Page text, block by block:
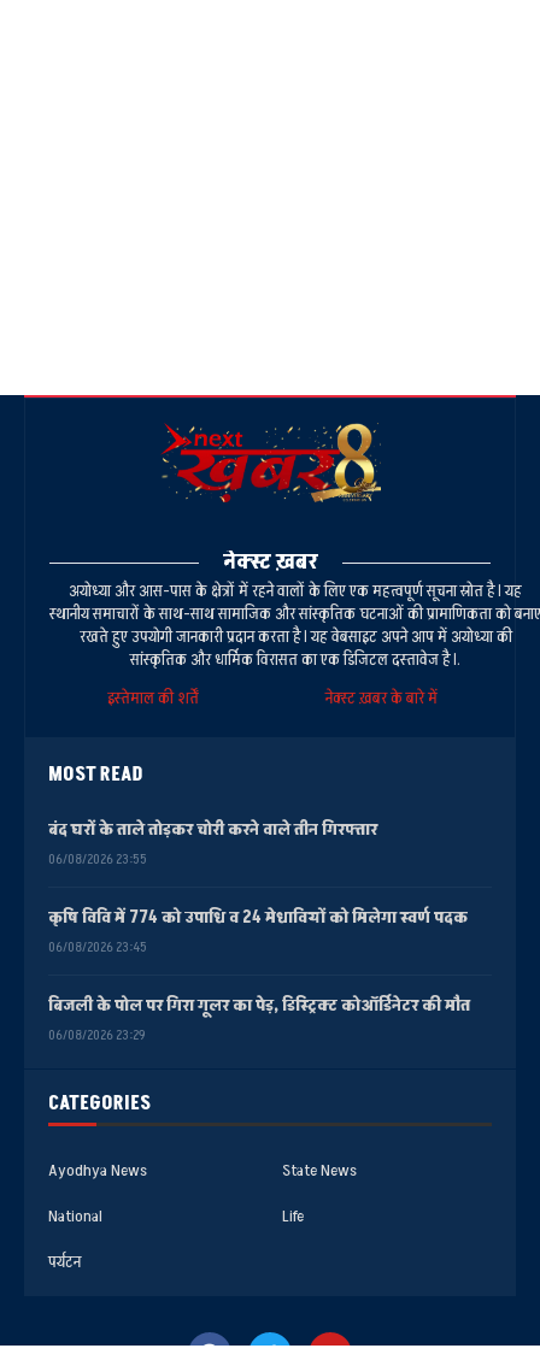
CATEGORIES
Ayodhya News
State News
National
Life
पर्यटन
नेक्स्ट ख़बर
अयोध्या और आस-पास के क्षेत्रों में रहने वालों के लिए एक महत्वपूर्ण सूचना स्रोत है। यह
स्थानीय समाचारों के साथ-साथ सामाजिक और सांस्कृतिक घटनाओं की प्रामाणिकता को बनाए
रखते हुए उपयोगी जानकारी प्रदान करता है। यह वेबसाइट अपने आप में अयोध्या की
सांस्कृतिक और धार्मिक विरासत का एक डिजिटल दस्तावेज है।.
इस्तेमाल की शर्तें
नेक्स्ट ख़बर के बारे में
MOST READ
बंद घरों के ताले तोड़कर चोरी करने वाले तीन गिरफ्तार
06/08/2026 23:55
कृषि विवि में 774 को उपाधि व 24 मेधावियों को मिलेगा स्वर्ण पदक
06/08/2026 23:45
बिजली के पोल पर गिरा गूलर का पेड़, डिस्ट्रिक्ट कोऑर्डिनेटर की मौत
06/08/2026 23:29